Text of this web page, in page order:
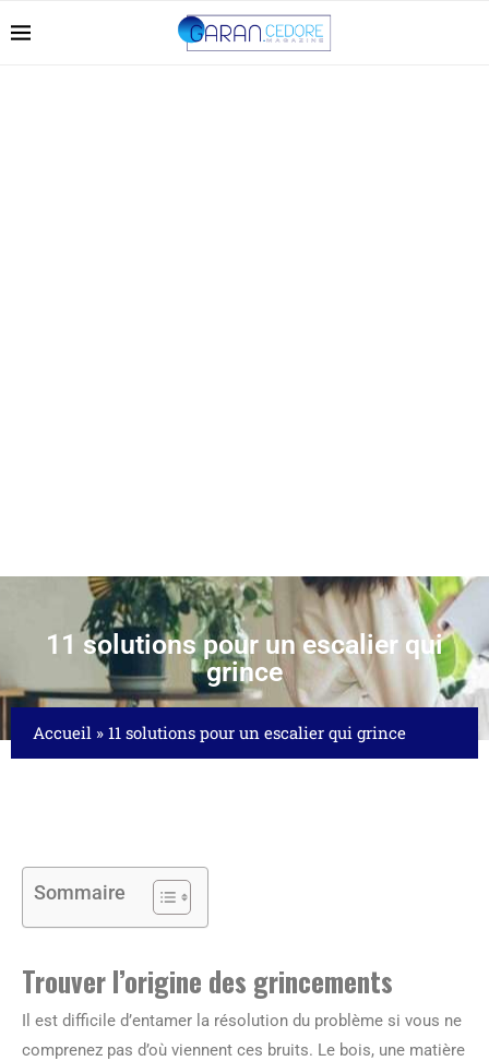
11 solutions pour un escalier qui
grince
Accueil » 11 solutions pour un escalier qui grince
Sommaire
Trouver l’origine des grincements
Il est difficile d’entamer la résolution du problème si vous ne
comprenez pas d’où viennent ces bruits. Le bois, une matière